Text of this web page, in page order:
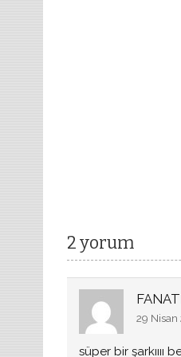
2 yorum
29 Nisan
süper bir şarkıııı